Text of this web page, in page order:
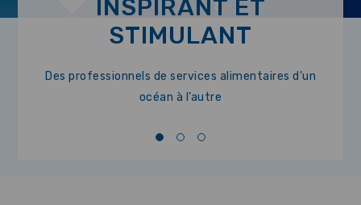
INSPIRANT ET
STIMULANT
Des professionnels de services alimentaires d’un
océan à l’autre